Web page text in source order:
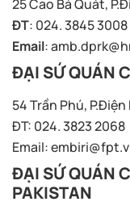
25 Cao Bá Quát,
ĐT: 024. 3845 3008
Email:
ĐẠI SỨ QUÁN
54 Trần Phú, P.Điện
ĐT: 024. 3823 2068
Email:
ĐẠI SỨ QUÁN
PAKISTAN